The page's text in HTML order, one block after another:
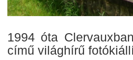
1994 óta
című világhírű